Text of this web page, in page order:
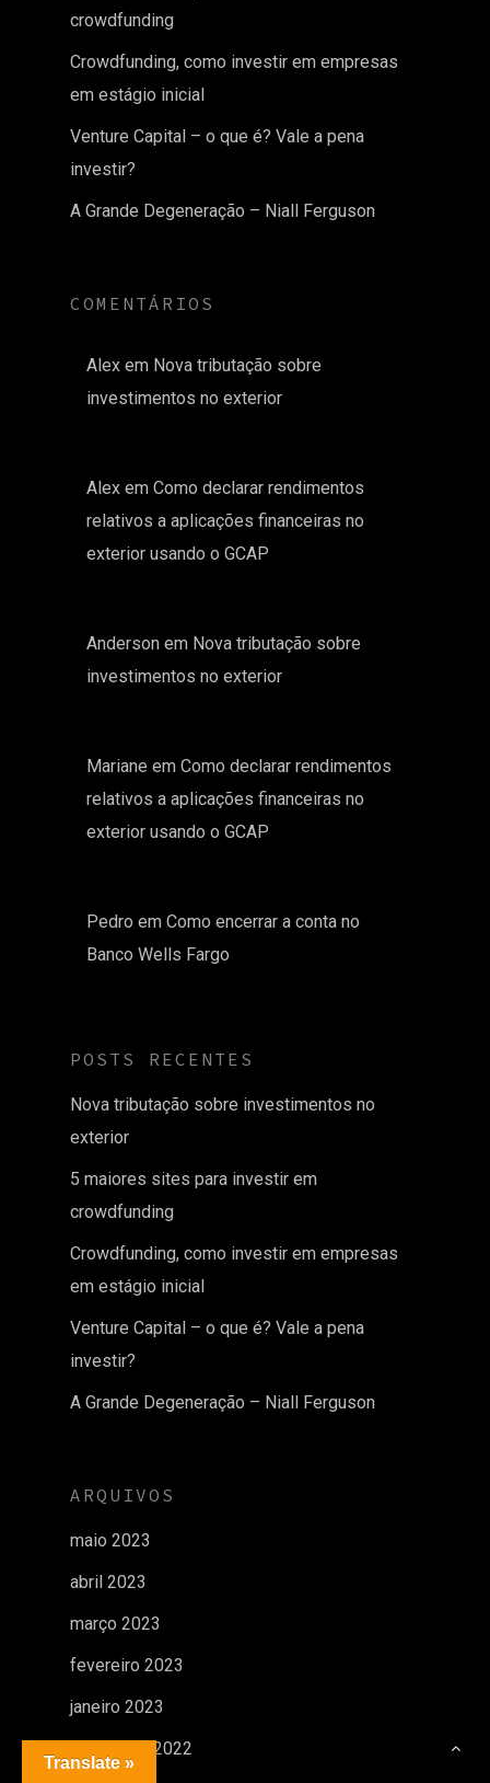
crowdfunding
Crowdfunding, como investir em empresas
em estágio inicial
Venture Capital – o que é? Vale a pena
investir?
A Grande Degeneração – Niall Ferguson
COMENTÁRIOS
Alex em Nova tributação sobre
investimentos no exterior
Alex em Como declarar rendimentos
relativos a aplicações financeiras no
exterior usando o GCAP
Anderson em Nova tributação sobre
investimentos no exterior
Mariane em Como declarar rendimentos
relativos a aplicações financeiras no
exterior usando o GCAP
Pedro em Como encerrar a conta no
Banco Wells Fargo
POSTS RECENTES
Nova tributação sobre investimentos no
exterior
5 maiores sites para investir em
crowdfunding
Crowdfunding, como investir em empresas
em estágio inicial
Venture Capital – o que é? Vale a pena
investir?
A Grande Degeneração – Niall Ferguson
ARQUIVOS
maio 2023
abril 2023
março 2023
fevereiro 2023
janeiro 2023
dezembro 2022
Translate »